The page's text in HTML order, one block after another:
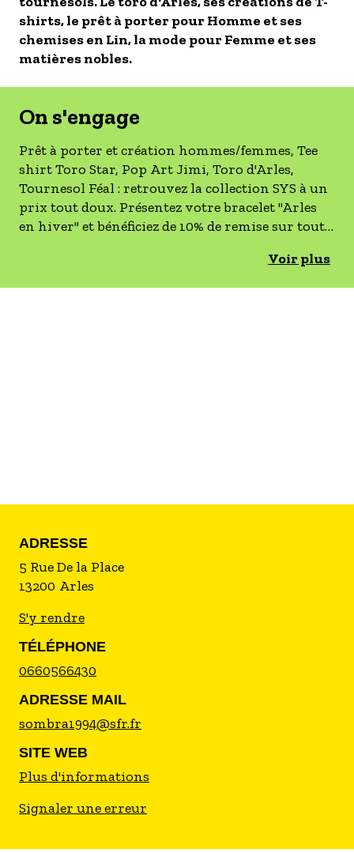
- Les établissements Accueil vélo
LES OFFRES MYPROVENCE
shirts, le prêt à porter pour Homme et ses
chemises en Lin, la mode pour Femme et ses
matières nobles.
On s'engage
Prêt à porter et création hommes/femmes, Tee
shirt Toro Star, Pop Art Jimi, Toro d'Arles,
Tournesol Féal : retrouvez la collection SYS à un
prix tout doux. Présentez votre bracelet "Arles
en hiver" et bénéficiez de 10% de remise sur toute
valable du 03 décembre 2022 au 31 mars 2023.
Voir plus
ADRESSE
5 Rue De la Place
13200 Arles
S'y rendre
TÉLÉPHONE
0660566430
ADRESSE MAIL
sombra1994@sfr.fr
SITE WEB
Plus d'informations
Signaler une erreur